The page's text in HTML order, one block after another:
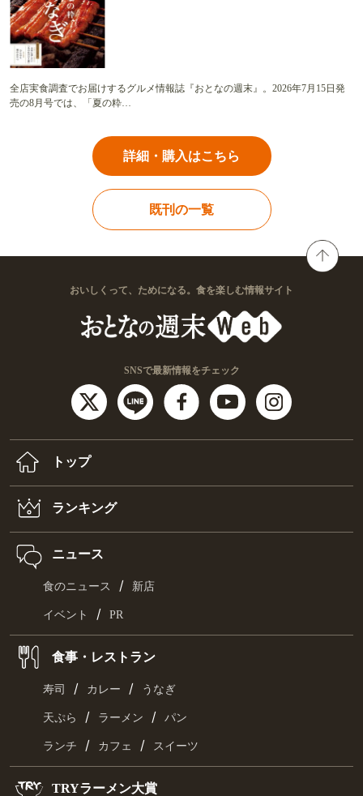
全店実食調査でお届けするグルメ情報誌『おとなの週末』。2026年7月15日発
売の8月号では、「夏の粋…
詳細・購入はこちら
既刊の一覧
おいしくって、ためになる。食を楽しむ情報サイト
SNSで最新情報をチェック
トップ
ランキング
ニュース
食のニュース / 新店
イベント / PR
食事・レストラン
寿司 / カレー / うなぎ
天ぷら / ラーメン / パン
ランチ / カフェ / スイーツ
TRYラーメン大賞